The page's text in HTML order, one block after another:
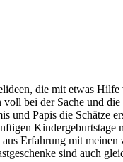
die mit etwas
bei der Sache und
und Papis die Schätze
Kindergeburtstage
Erfahrung mit
sind auch